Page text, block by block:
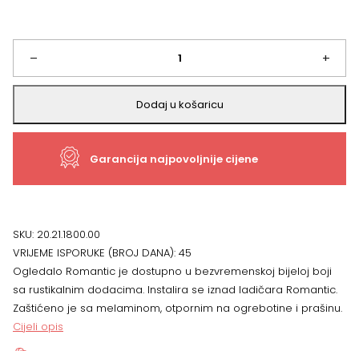
je:
214,91 €.
198,61 €.
–
Ogledalo
Romantic,
dimenzije
88
7
cm
+
Dodaj u košaricu
Garancija najpovoljnije cijene
SKU: 20.21.1800.00
VRIJEME ISPORUKE (BROJ DANA): 45
Ogledalo Romantic je dostupno u bezvremenskoj bijeloj boji
sa rustikalnim dodacima. Instalira se iznad ladičara Romantic.
Zaštićeno je sa melaminom, otpornim na ogrebotine i prašinu.
Cijeli opis